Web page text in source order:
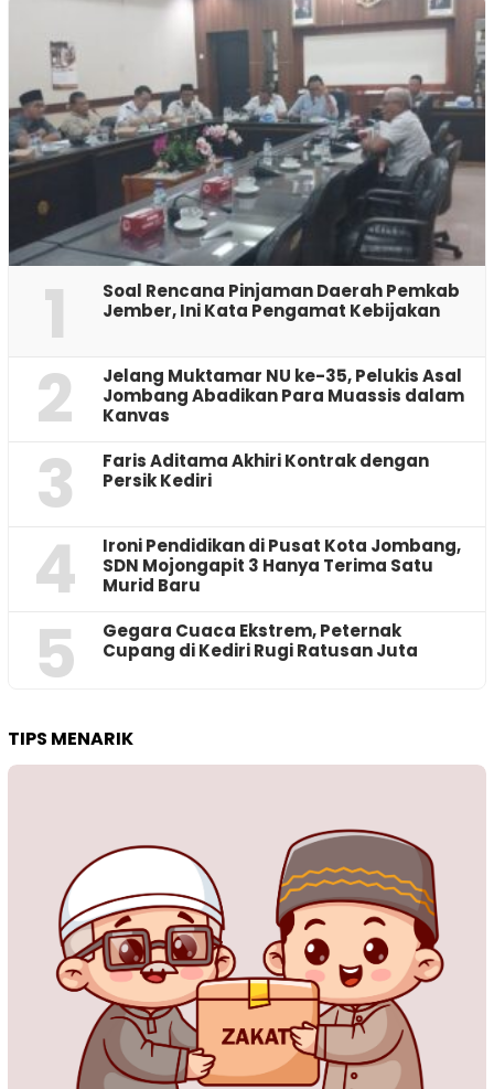
1
‎Soal Rencana Pinjaman Daerah Pemkab
Jember, Ini Kata Pengamat Kebijakan ‎
2
Jelang Muktamar NU ke-35, Pelukis Asal
Jombang Abadikan Para Muassis dalam
Kanvas
3
Faris Aditama Akhiri Kontrak dengan
Persik Kediri
4
Ironi Pendidikan di Pusat Kota Jombang,
SDN Mojongapit 3 Hanya Terima Satu
Murid Baru
5
‎Gegara Cuaca Ekstrem, Peternak
Cupang di Kediri Rugi Ratusan Juta
TIPS MENARIK